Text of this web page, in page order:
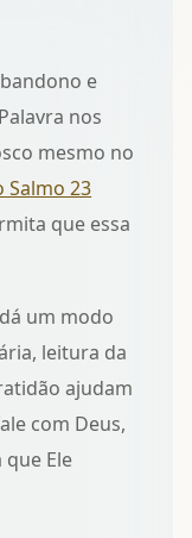
e
nos
mesmo no
23
que essa
um modo
leitura da
ajudam
com Deus,
Ele